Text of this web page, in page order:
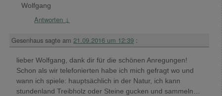
Wolfgang
Antworten ↓
Gesenhaus sagte am 21.09.2016 um 12:39 :
lieber Wolfgang, dank dir für die schönen Anregungen!
Schon als wir telefonierten habe ich mich gefragt wo und
wann ich spiele: hauptsächlich in der Natur, ich kann
stundenland Treibholz oder Steine gucken und sammeln…